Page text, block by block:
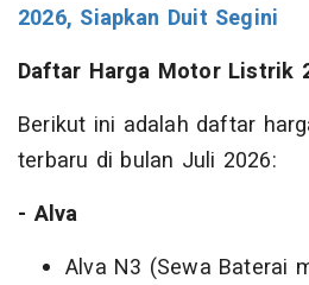
2026, Siapkan Duit Segini
Daftar Harga Motor Listrik
Berikut ini adalah daftar
terbaru di bulan Juli 2026:
- Alva
Alva N3 (Sewa Baterai